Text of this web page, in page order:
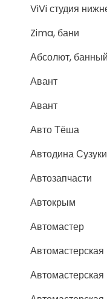
ViVi студия
Zima, бани
Абсолют,
Авант
Авант
Авто Тёша
Автодина Сузуки
Автозапчасти
Автокрым
Автомастер
Автомастерская
Автомастерская